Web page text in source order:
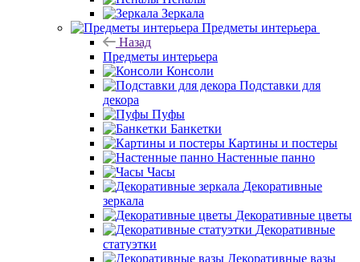
Зеркала
Предметы интерьера
Назад
Предметы интерьера
Консоли
Подставки для
декора
Пуфы
Банкетки
Картины и постеры
Настенные панно
Часы
Декоративные
зеркала
Декоративные цветы
Декоративные
статуэтки
Декоративные вазы